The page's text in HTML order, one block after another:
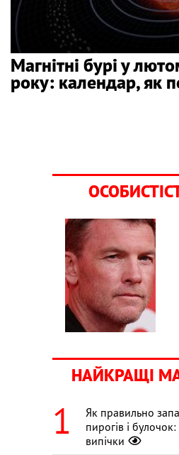
Магнітні бурі у
року: календар, як
НАЙКРАЩІ
Як правильно
пирогів і
випічки